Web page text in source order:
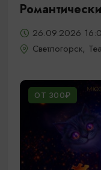
26.09.2026
Светлогорск,
ОТ 300₽